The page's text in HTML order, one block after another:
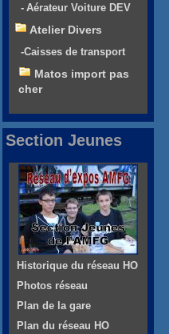
- Aérateur Voiture DEV
Atelier Divers
-Caisses de transport
Matos import pas
cher
Section Jeunes
Historique du réseau HO
Photos réseau
Plan de la gare
Plan du réseau HO